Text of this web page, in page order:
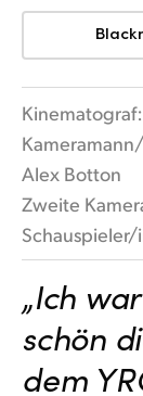
Alex Botton
Zweite
„Ich
schön
dem